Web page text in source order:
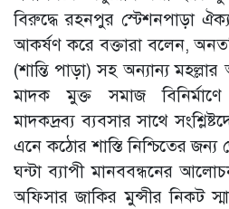
বিরুদ্ধে রহনপুর স্টেশনপাড়া
আকর্ষণ করে বক্তারা বলেন,
(শান্তি পাড়া) সহ অন্যান্য
মাদক মুক্ত সমাজ
মাদকদ্রব্য ব্যবসার সাথে
এনে কঠোর শাস্তি নিশ্চিতের
ঘন্টা ব্যাপী মানববন্ধনের
অফিসার জাকির মুন্সীর নিকট